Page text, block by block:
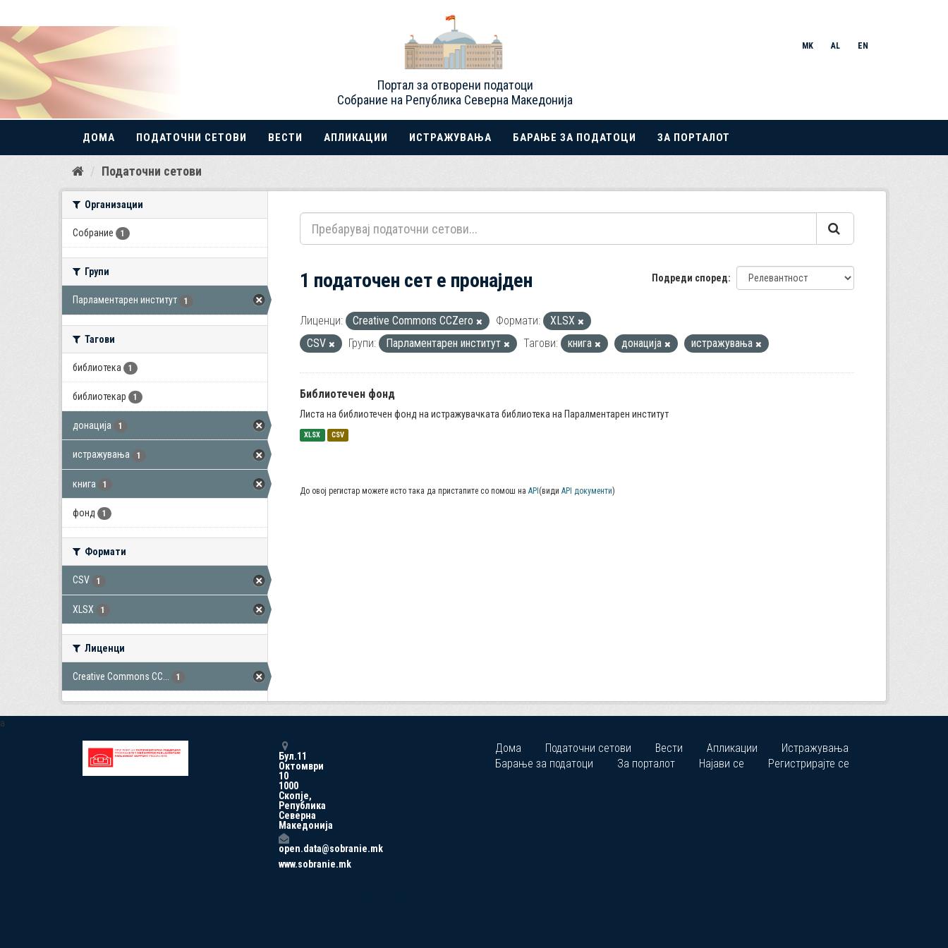
Прескокнете
Портал за отворени податоци
Собрание на Република Северна Македонија
MK AL EN
ДОМА ПОДАТОЧНИ СЕТОВИ ВЕСТИ АПЛИКАЦИИ ИСТРАЖУВАЊА БАРАЊЕ ЗА ПОДАТОЦИ ЗА ПОРТАЛОТ
Податочни сетови
Организации
Собрание 1
Групи
Парламентарен институт 1
Тагови
библиотека 1
библиотекар 1
донација 1
истражувања 1
книга 1
фонд 1
Формати
CSV 1
XLSX 1
Лиценци
Creative Commons CC... 1
Подреди според
1 податочен сет е пронајден
Лиценци: Creative Commons CCZero Формати:
XLSX
CSV
Групи: Парламентарен институт Тагови: книга донација истражувања
Библиотечен фонд
Листа на библиотечен фонд на истражувачката библиотека на Паралментарен институт
XLSX CSV
До овој регистар можете исто така да пристапите со помош на API (види API документи)
a
Бул.11
Октомври
10
1000
Скопје,
Република
Северна
Македонија
open.data@sobranie.mk
www.sobranie.mk
Дома Податочни сетови Вести Апликации
Истражувања
Барање за податоци
За порталот Најави се Регистрирајте се